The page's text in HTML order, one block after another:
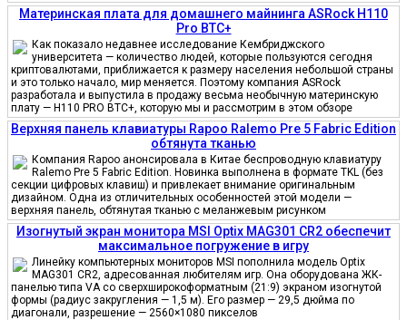
Материнская плата для домашнего майнинга ASRock H110
Pro BTC+
Как показало недавнее исследование Кембриджского
университета — количество людей, которые пользуются сегодня
криптовалютами, приближается к размеру населения небольшой страны
и это только начало, мир меняется. Поэтому компания ASRock
разработала и выпустила в продажу весьма необычную материнскую
плату — H110 PRO BTC+, которую мы и рассмотрим в этом обзоре
Верхняя панель клавиатуры Rapoo Ralemo Pre 5 Fabric Edition
обтянута тканью
Компания Rapoo анонсировала в Китае беспроводную клавиатуру
Ralemo Pre 5 Fabric Edition. Новинка выполнена в формате TKL (без
секции цифровых клавиш) и привлекает внимание оригинальным
дизайном. Одна из отличительных особенностей этой модели —
верхняя панель, обтянутая тканью с меланжевым рисунком
Изогнутый экран монитора MSI Optix MAG301 CR2 обеспечит
максимальное погружение в игру
Линейку компьютерных мониторов MSI пополнила модель Optix
MAG301 CR2, адресованная любителям игр. Она оборудована ЖК-
панелью типа VA со сверхширокоформатным (21:9) экраном изогнутой
формы (радиус закругления — 1,5 м). Его размер — 29,5 дюйма по
диагонали, разрешение — 2560×1080 пикселов